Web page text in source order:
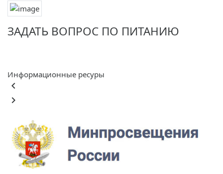
ЗАДАТЬ ВОПРОС ПО ПИТАНИЮ
Информационные ресуры
keyboard_arrow_left
keyboard_arrow_right